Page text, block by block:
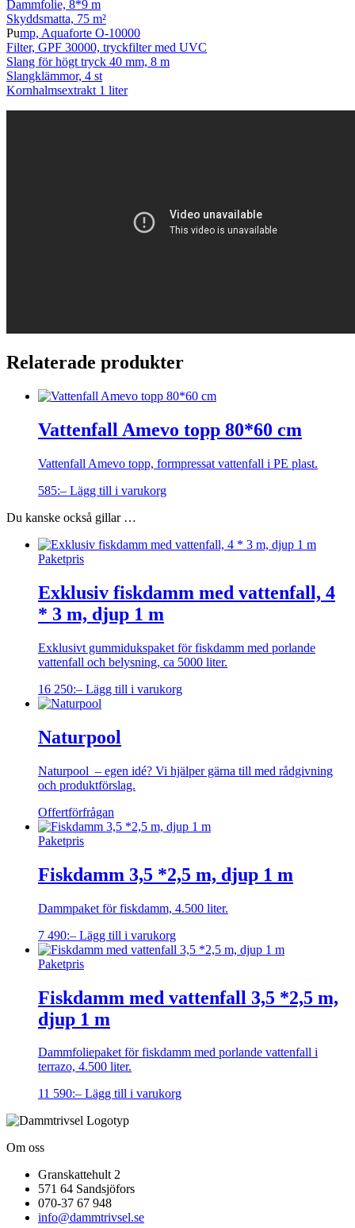
Dammfolie, 8*9 m
Skyddsmatta, 75 m²
Pump, Aquaforte O-10000
Filter, GPF 30000, tryckfilter med UVC
Slang för högt tryck 40 mm, 8 m
Slangklämmor, 4 st
Kornhalmsextrakt 1 liter
Relaterade produkter
Vattenfall Amevo topp 80*60 cm
Vattenfall Amevo topp, formpressat vattenfall i PE plast.
585:– Lägg till i varukorg
Du kanske också gillar …
Paketpris
Exklusiv fiskdamm med vattenfall, 4
* 3 m, djup 1 m
Exklusivt gummidukspaket för fiskdamm med porlande
vattenfall och belysning, ca 5000 liter.
16 250:– Lägg till i varukorg
Naturpool
Naturpool – egen idé? Vi hjälper gärna till med rådgivning
och produktförslag.
Offertförfrågan
Paketpris
Fiskdamm 3,5 *2,5 m, djup 1 m
Dammpaket för fiskdamm, 4.500 liter.
7 490:– Lägg till i varukorg
Paketpris
Fiskdamm med vattenfall 3,5 *2,5 m,
djup 1 m
Dammfoliepaket för fiskdamm med porlande vattenfall i
terrazo, 4.500 liter.
11 590:– Lägg till i varukorg
Om oss
Granskattehult 2
571 64 Sandsjöfors
070-37 67 948
info@dammtrivsel.se